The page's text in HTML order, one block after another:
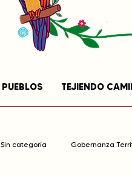
PUEBLOS TEJIENDO
Sin categoría Gobernanza